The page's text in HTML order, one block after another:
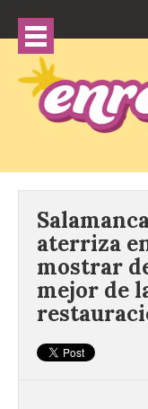
aterriza
mostrar
mejor de